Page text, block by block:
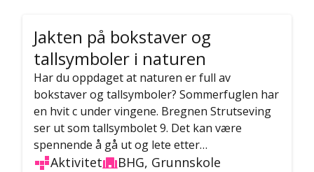
Jakten på bokstaver og
tallsymboler i naturen
Har du oppdaget at naturen er full av
bokstaver og tallsymboler? Sommerfuglen har
en hvit c under vingene. Bregnen Strutseving
ser ut som tallsymbolet 9. Det kan være
spennende å gå ut og lete etter…
Aktivitet BHG, Grunnskole